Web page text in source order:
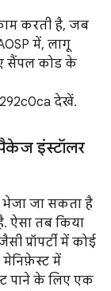
करती है, जब
में, लागू
सैंपल कोड के
देखें.
इंस्टॉलर
भेजा जा सकता है
ऐसा तब किया
प्रॉपर्टी में कोई
मेनिफ़ेस्ट में
पाने के लिए एक